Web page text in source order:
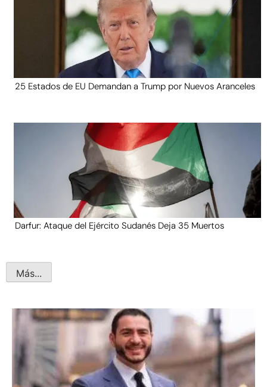
25 Estados de EU Demandan a Trump por Nuevos Aranceles
Darfur: Ataque del Ejército Sudanés Deja 35 Muertos
Más...